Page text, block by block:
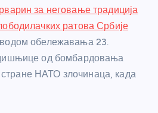
за неговање традиција
ратова Србије
обележавања 23.
од бомбардовања
НАТО злочинаца, када